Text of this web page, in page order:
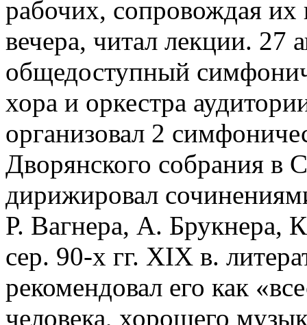
рабочих, сопровождая
вечера, читал лекции. 27
общедоступный
хора и оркестра
организовал 2
Дворянского собрания в
дирижировал
Р. Вагнера, А. Брукнера,
сер. 90-х гг. XIX в.
рекомендовал его как
человека, хорошего